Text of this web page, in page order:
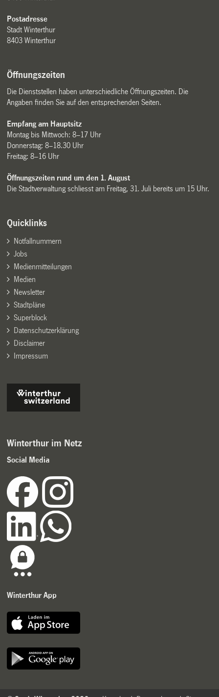
Postadresse
Stadt Winterthur
8403 Winterthur
Öffnungszeiten
Die Dienststellen haben unterschiedliche Öffnungszeiten. Die
Angaben finden Sie auf den entsprechenden Seiten.
Empfang am Hauptsitz
Montag bis Mittwoch: 8–17 Uhr
Donnerstag: 8–18.30 Uhr
Freitag: 8–16 Uhr
Öffnungszeiten rund um den 1. August
Die Stadtverwaltung schliesst am Freitag, 31. Juli bereits um 15 Uhr.
Quicklinks
Notfallnummern
Jobs
Medienmitteilungen
Medien
Newsletter
Stadtpläne
Superblock
Datenschutzerklärung
Disclaimer
Impressum
Winterthur im Netz
Social Media
Winterthur App